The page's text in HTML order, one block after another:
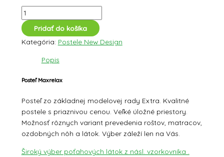
Pridať do košíka
Kategória: Postele New Design
Popis
Posteľ Maxrelax
Posteľ zo základnej modelovej rady Extra. Kvalitné
postele s priaznivou cenou. Veľké úložné priestory.
Možnosť rôznych variant prevedenia roštov, matracov,
ozdobných nôh a látok. Výber záleží len na Vás.
Široký výber poťahových látok z násl. vzorkovníka .